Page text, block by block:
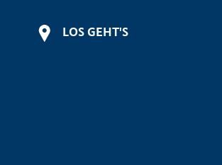
LOS GEHT'S